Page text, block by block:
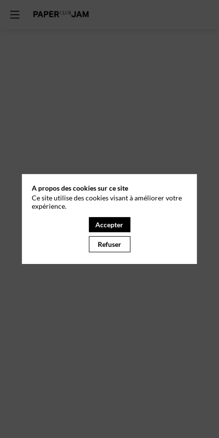
Il manque du contenu : rafraichissez votre navigateur
A propos des cookies sur ce site
Ce site utilise des cookies visant à améliorer votre
expérience.
Accepter
Refuser